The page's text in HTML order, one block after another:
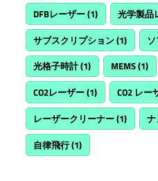
DFBレーザー(1) 光学製品
サブスクリプション(1)
光格子時計(1) MEMS(1)
CO2レーザー(1) CO2 レー
レーザークリーナー(1)
自律飛行(1)